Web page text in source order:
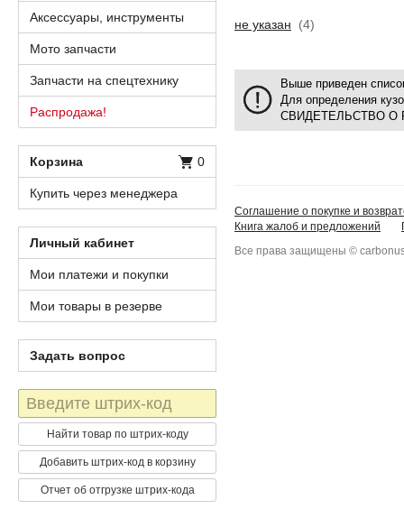
не указан (4)
Выше приведен
Для определения
СВИДЕТЕЛЬСТВО О
Аксессуары, инструменты
Мото запчасти
Запчасти на спецтехнику
Распродажа!
Корзина 0
Купить через менеджера
Личный кабинет
Мои платежи и покупки
Мои товары в резерве
Задать вопрос
Штрих-
код
Найти товар по штрих-коду
Добавить штрих-код в корзину
Отчет об отгрузке штрих-кода
Соглашение о покупке и
Книга жалоб и предложений
Все права защищены ©